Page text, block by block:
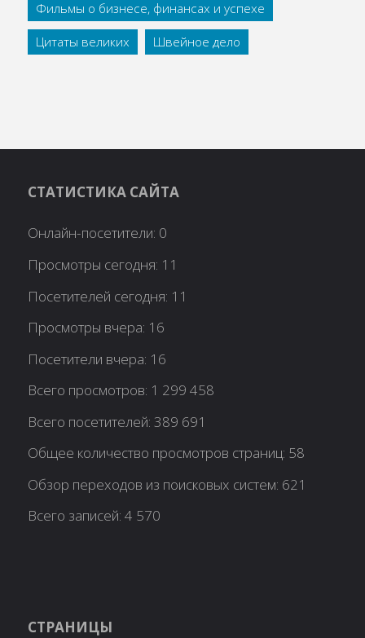
Фильмы о бизнесе, финансах и успехе
Цитаты великих
Швейное дело
СТАТИСТИКА САЙТА
Онлайн-посетители: 0
Просмотры сегодня: 11
Посетителей сегодня: 11
Просмотры вчера: 16
Посетители вчера: 16
Всего просмотров: 1 299 458
Всего посетителей:389 691
Общее количество просмотров страниц: 58
Обзор переходов из поисковых систем: 621
Всего записей:4 570
СТРАНИЦЫ